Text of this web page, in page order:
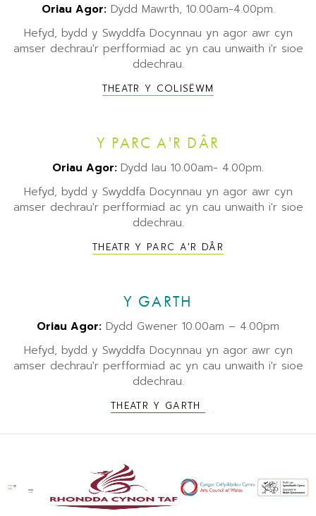
Oriau Agor:Dydd Mawrth, 10.00am-4.00pm.
Hefyd, bydd y Swyddfa Docynnau yn agor awr cyn
amser dechrau'r perfformiad ac yn cau unwaith i'r sioe
ddechrau.
THEATR Y COLISËWM
Y PARC A'R DÂR
Oriau Agor: Dydd Iau 10.00am- 4.00pm.
Hefyd, bydd y Swyddfa Docynnau yn agor awr cyn
amser dechrau'r perfformiad ac yn cau unwaith i'r sioe
ddechrau.
THEATR Y PARC A'R DÂR
Y GARTH
Oriau Agor: Dydd Gwener 10.00am – 4.00pm
Hefyd, bydd y Swyddfa Docynnau yn agor awr cyn
amser dechrau'r perfformiad ac yn cau unwaith i'r sioe
ddechrau.
THEATR Y GARTH